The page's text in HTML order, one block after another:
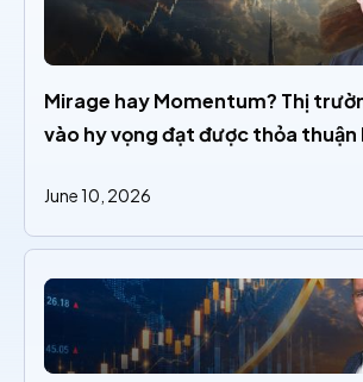
Mirage hay Momentum? Thị
vào hy vọng đạt được thỏa thuận
June 10, 2026